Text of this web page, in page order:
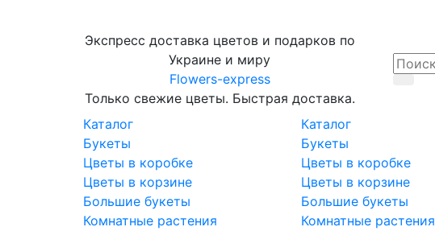
Экспресс доставка цветов и подарков по
Украине и миру
Flowers-express
Только свежие цветы. Быстрая доставка.
Каталог
Букеты
Цветы в коробке
Цветы в корзине
Большие букеты
Комнатные растения
Каталог
Букеты
Цветы в коробке
Цветы в корзине
Большие букеты
Комнатные растения